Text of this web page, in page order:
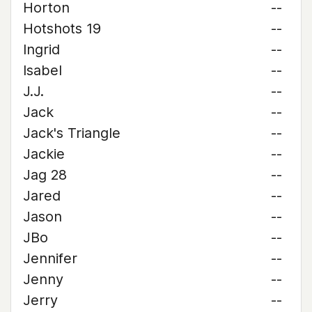
Horton
--
Hotshots 19
--
Ingrid
--
Isabel
--
J.J.
--
Jack
--
Jack's Triangle
--
Jackie
--
Jag 28
--
Jared
--
Jason
--
JBo
--
Jennifer
--
Jenny
--
Jerry
--